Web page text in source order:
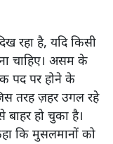
रहा है, यदि किसी
चाहिए। असम के
पद पर होने के
तरह ज़हर उगल रहे
हो चुका है।
कि मुसलमानों को